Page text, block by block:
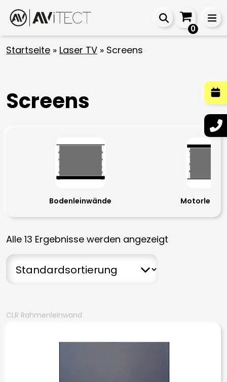
0
Startseite » Laser TV » Screens
Screens
Bodenleinwände
Alle 13 Ergebnisse werden angezeigt
CLR Rahmenleinwand